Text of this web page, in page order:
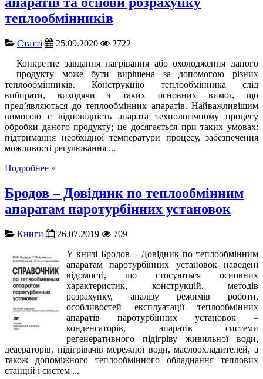
теплообмінників
Cтатті 25.09.2020
2722
Конкретне завдання нагрівання або охолодження даного
продукту може бути вирішена за допомогою різних
теплообмінників. Конструкцію теплообмінника слід
вибирати, виходячи з таких основних вимог, що
пред’являються до теплообмінних апаратів. Найважливішим
вимогою є відповідність апарата технологічному процесу
обробки даного продукту; це досягається при таких умовах:
підтримання необхідної температури процесу, забезпечення
можливості регулювання ...
Подробнее »
Бродов – Довідник по теплообмінним
апаратам паротурбінних установок
Книги 26.07.2019
709
У книзі Бродов – Довідник по теплообмінним
апаратам паротурбінних установок наведені
відомості, що стосуються основних
характеристик, конструкцій, методів
розрахунку, аналізу режимів роботи,
особливостей експлуатації теплообмінних
апаратів паротурбінних установок –
конденсаторів, апаратів системи
регенеративного підігріву живильної води,
деаераторів, підігрівачів мережної води, маслоохладителей, а
також допоміжного теплообмінного обладнання теплових
станцій і систем ...